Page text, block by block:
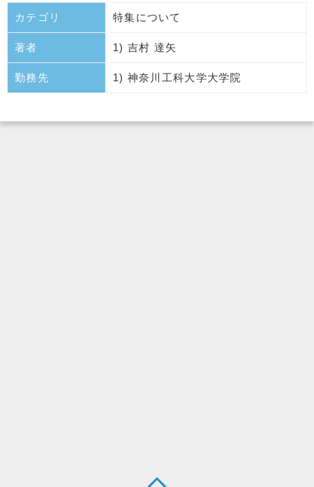
カテゴリ 特集について
著者 1) 吉村 達矢
勤務先 1) 神奈川工科大学大学院